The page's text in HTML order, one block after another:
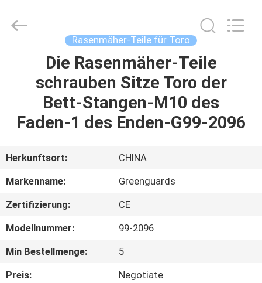
PRODUKTE
UNS
AUSFLUG
QUALITÄTSKONTROLLE
Trading
Rasenmäher-Teile für Toro
Die Rasenmäher-Teile
schrauben Sitze Toro der
Bett-Stangen-M10 des
Faden-1 des Enden-G99-2096
Herkunftsort:
CHINA
Markenname:
Greenguards
Zertifizierung:
CE
Modellnummer:
99-2096
Min Bestellmenge:
5
Preis:
Negotiate